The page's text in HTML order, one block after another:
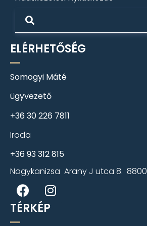
ELÉRHETŐSÉG
Somogyi Máté
ügyvezető
+36 30 226 7811
Iroda
+36 93 312 815
Nagykanizsa Arany J utca 8. 8800
TÉRKÉP